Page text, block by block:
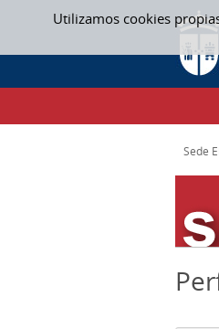
Utilizamos cookies
Saltar al contenido
Sede